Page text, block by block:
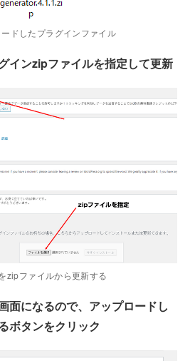
ドしたプラグインファイル
インzipファイルを指定して更新
zipファイルから更新する
面になるので、アップロードし
ボタンをクリック